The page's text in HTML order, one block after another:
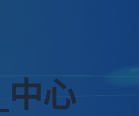
中心